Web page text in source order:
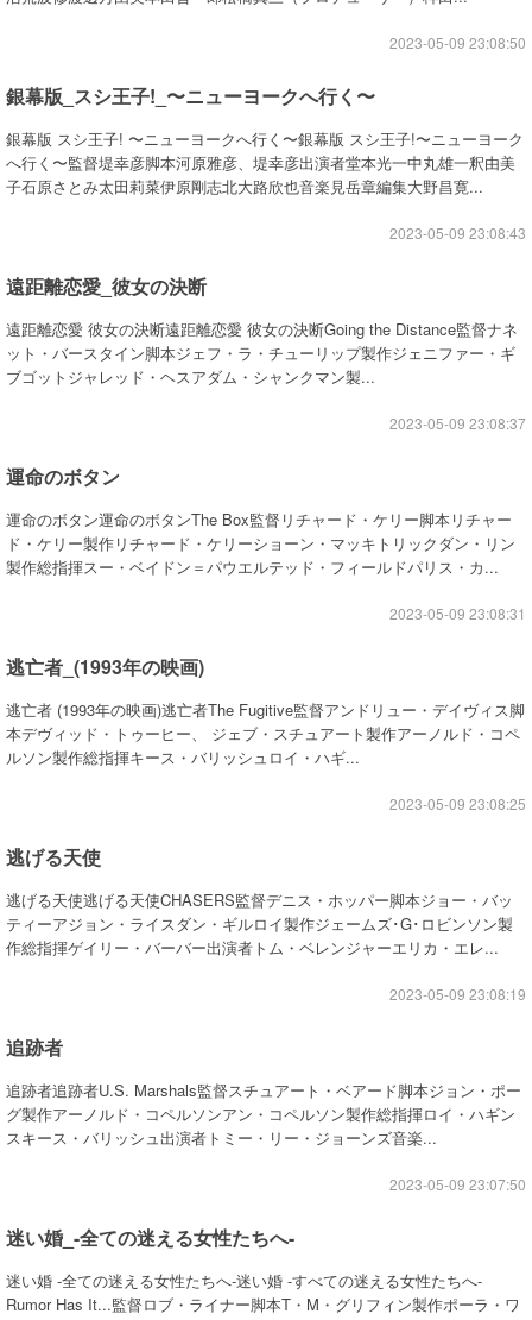
2023-05-09 23:08:50
銀幕版_スシ王子!_〜ニューヨークへ行く〜
銀幕版 スシ王子! 〜ニューヨークへ行く〜銀幕版 スシ王子!〜ニューヨーク
へ行く〜監督堤幸彦脚本河原雅彦、堤幸彦出演者堂本光一中丸雄一釈由美
子石原さとみ太田莉菜伊原剛志北大路欣也音楽見岳章編集大野昌寛...
2023-05-09 23:08:43
遠距離恋愛_彼女の決断
遠距離恋愛 彼女の決断遠距離恋愛 彼女の決断Going the Distance監督ナネ
ット・バースタイン脚本ジェフ・ラ・チューリップ製作ジェニファー・ギ
ブゴットジャレッド・ヘスアダム・シャンクマン製...
2023-05-09 23:08:37
運命のボタン
運命のボタン運命のボタンThe Box監督リチャード・ケリー脚本リチャー
ド・ケリー製作リチャード・ケリーショーン・マッキトリックダン・リン
製作総指揮スー・ベイドン＝パウエルテッド・フィールドパリス・カ...
2023-05-09 23:08:31
逃亡者_(1993年の映画)
逃亡者 (1993年の映画)逃亡者The Fugitive監督アンドリュー・デイヴィス脚
本デヴィッド・トゥーヒー、 ジェブ・スチュアート製作アーノルド・コペ
ルソン製作総指揮キース・バリッシュロイ・ハギ...
2023-05-09 23:08:25
逃げる天使
逃げる天使逃げる天使CHASERS監督デニス・ホッパー脚本ジョー・バッ
ティーアジョン・ライスダン・ギルロイ製作ジェームズ･G･ロビンソン製
作総指揮ゲイリー・バーバー出演者トム・ベレンジャーエリカ・エレ...
2023-05-09 23:08:19
追跡者
追跡者追跡者U.S. Marshals監督スチュアート・ベアード脚本ジョン・ポー
グ製作アーノルド・コペルソンアン・コペルソン製作総指揮ロイ・ハギン
スキース・バリッシュ出演者トミー・リー・ジョーンズ音楽...
2023-05-09 23:07:50
迷い婚_-全ての迷える女性たちへ-
迷い婚 -全ての迷える女性たちへ-迷い婚 -すべての迷える女性たちへ-
Rumor Has It...監督ロブ・ライナー脚本T・M・グリフィン製作ポーラ・ワ